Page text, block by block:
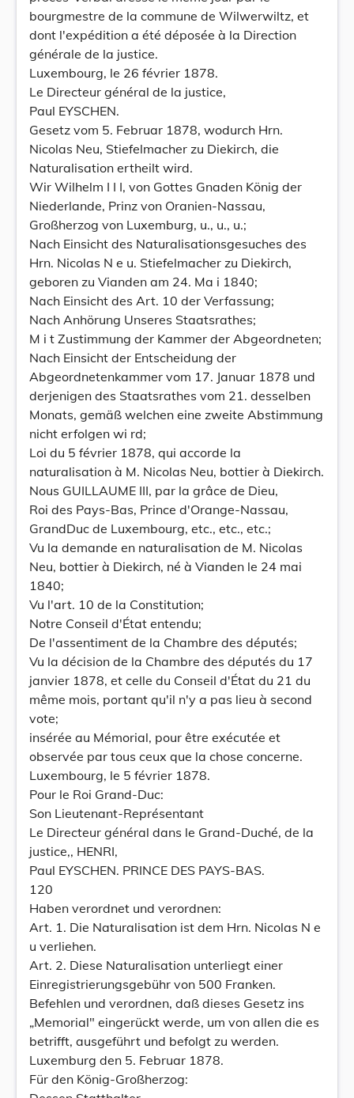
bourgmestre de la commune de Wilwerwiltz, et
dont l'expédition a été déposée à la Direction
générale de la justice.
Luxembourg, le 26 février 1878.
Le Directeur général de la justice,
Paul EYSCHEN.
Gesetz vom 5. Februar 1878, wodurch Hrn.
Nicolas Neu, Stiefelmacher zu Diekirch, die
Naturalisation ertheilt wird.
Wir Wilhelm I I I, von Gottes Gnaden König der
Niederlande, Prinz von Oranien-Nassau,
Großherzog von Luxemburg, u., u., u.;
Nach Einsicht des Naturalisationsgesuches des
Hrn. Nicolas N e u. Stiefelmacher zu Diekirch,
geboren zu Vianden am 24. Ma i 1840;
Nach Einsicht des Art. 10 der Verfassung;
Nach Anhörung Unseres Staatsrathes;
M i t Zustimmung der Kammer der Abgeordneten;
Nach Einsicht der Entscheidung der
Abgeordnetenkammer vom 17. Januar 1878 und
derjenigen des Staatsrathes vom 21. desselben
Monats, gemäß welchen eine zweite Abstimmung
nicht erfolgen wi rd;
Loi du 5 février 1878, qui accorde la
naturalisation à M. Nicolas Neu, bottier à Diekirch.
Nous GUILLAUME III, par la grâce de Dieu,
Roi des Pays-Bas, Prince d'Orange-Nassau,
GrandDuc de Luxembourg, etc., etc., etc.;
Vu la demande en naturalisation de M. Nicolas
Neu, bottier à Diekirch, né à Vianden le 24 mai
1840;
Vu l'art. 10 de la Constitution;
Notre Conseil d'État entendu;
De l'assentiment de la Chambre des députés;
Vu la décision de la Chambre des députés du 17
janvier 1878, et celle du Conseil d'État du 21 du
même mois, portant qu'il n'y a pas lieu à second
vote;
insérée au Mémorial, pour être exécutée et
observée par tous ceux que la chose concerne.
Luxembourg, le 5 février 1878.
Pour le Roi Grand-Duc:
Son Lieutenant-Représentant
Le Directeur général dans le Grand-Duché, de la
justice,, HENRI,
Paul EYSCHEN. PRINCE DES PAYS-BAS.
120
Haben verordnet und verordnen:
Art. 1. Die Naturalisation ist dem Hrn. Nicolas N e
u verliehen.
Art. 2. Diese Naturalisation unterliegt einer
Einregistrierungsgebühr von 500 Franken.
Befehlen und verordnen, daß dieses Gesetz ins
„Memorial" eingerückt werde, um von allen die es
betrifft, ausgeführt und befolgt zu werden.
Luxemburg den 5. Februar 1878.
Für den König-Großherzog: